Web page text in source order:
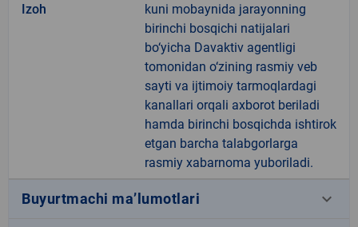
Izoh
kuni mobaynida jarayonning
birinchi bosqichi natijalari
bo‘yicha Davaktiv agentligi
tomonidan o‘zining rasmiy veb
sayti va ijtimoiy tarmoqlardagi
kanallari orqali axborot beriladi
hamda birinchi bosqichda ishtirok
etgan barcha talabgorlarga
rasmiy xabarnoma yuboriladi.
Buyurtmachi ma’lumotlari keyboard_arrow_down